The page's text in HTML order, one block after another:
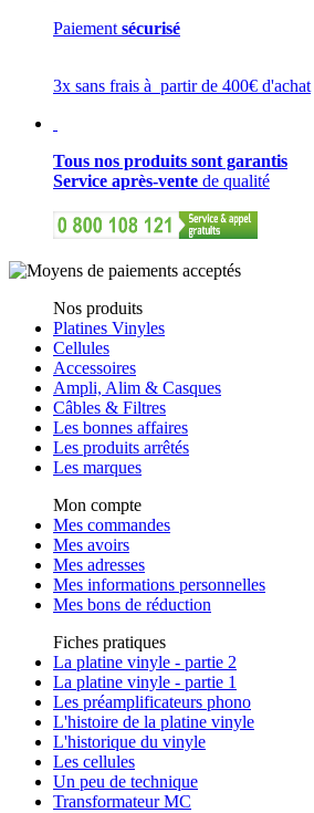
Paiementsécurisé
3x sans frais à partir de 400€ d'achat
Tous nos produits sont garantis
Service après-vente de qualité
Nos produits
Platines Vinyles
Cellules
Accessoires
Ampli, Alim & Casques
Câbles & Filtres
Les bonnes affaires
Les produits arrêtés
Les marques
Mon compte
Mes commandes
Mes avoirs
Mes adresses
Mes informations personnelles
Mes bons de réduction
Fiches pratiques
La platine vinyle - partie 2
La platine vinyle - partie 1
Les préamplificateurs phono
L'histoire de la platine vinyle
L'historique du vinyle
Les cellules
Un peu de technique
Transformateur MC